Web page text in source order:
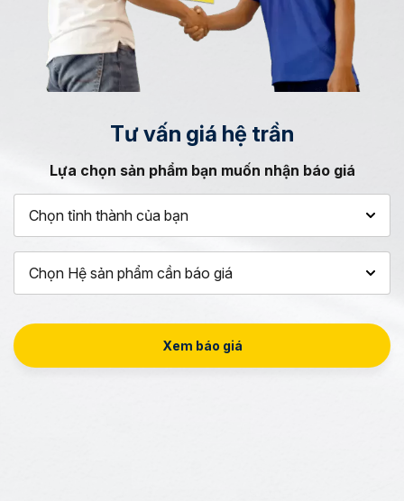
Tư vấn giá hệ trần
Lựa chọn sản phẩm bạn muốn nhận báo giá